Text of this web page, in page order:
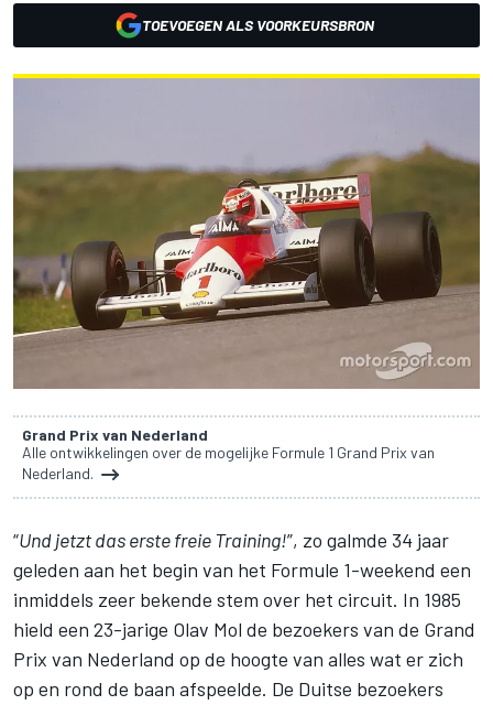
TOEVOEGEN ALS VOORKEURSBRON
Grand Prix van Nederland
Alle ontwikkelingen over de mogelijke Formule 1 Grand Prix van
Nederland.
“Und jetzt das erste freie Training!”, zo galmde 34 jaar
geleden aan het begin van het Formule 1-weekend een
inmiddels zeer bekende stem over het circuit. In 1985
hield een 23-jarige Olav Mol de bezoekers van de Grand
Prix van Nederland op de hoogte van alles wat er zich
op en rond de baan afspeelde. De Duitse bezoekers